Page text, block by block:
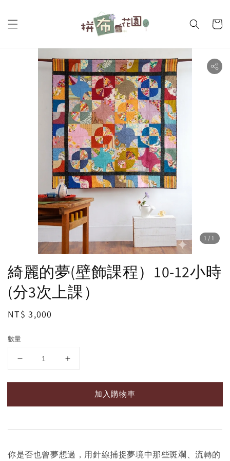
1 /1
綺麗的夢(壁飾課程）10-12小時
(分3次上課）
Regular
NT$ 3,000
數量
加入購物車
你是否也曾夢想過，用針線捕捉夢境中那些斑斕、流轉的